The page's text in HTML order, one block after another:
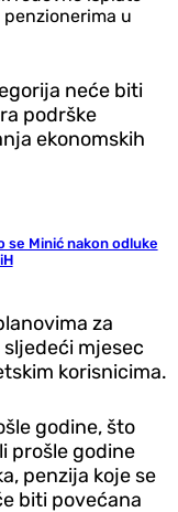
u
neće biti
podrške
ekonomskih
se Minić nakon odluke
za
mjesec
korisnicima.
godine, što
prošle godine
penzija koje se
biti povećana